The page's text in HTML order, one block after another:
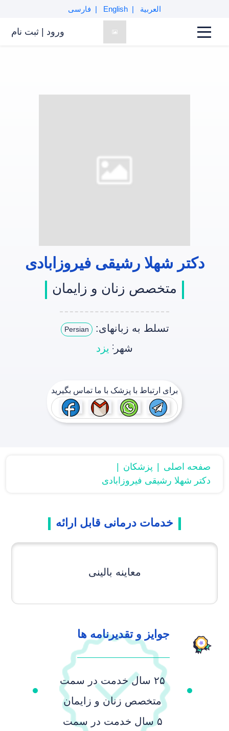
العربية English فارسی
ورود | ثبت نام
دکتر شهلا رشیقی فیروزابادی
متخصص زنان و زایمان
تسلط به زبانهای: Persian
شهر : یزد
برای ارتباط با پزشک با ما تماس بگیرید
صفحه اصلی
پزشکان
دکتر شهلا رشیقی فیروزابادی
خدمات درمانی قابل ارائه
معاینه بالینی
جوایز و تقدیرنامه ها
۲۵ سال خدمت در سمت
متخصص زنان و زایمان
۵ سال خدمت در سمت